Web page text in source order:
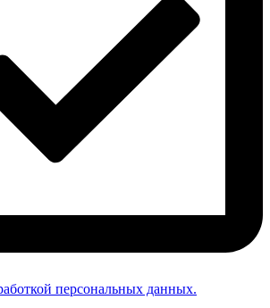
персональных данных.